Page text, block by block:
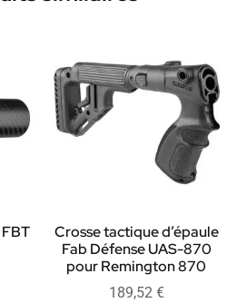
Crosse tactique d’épaule
Fab Défense UAS-870
pour Remington 870
189,52 €